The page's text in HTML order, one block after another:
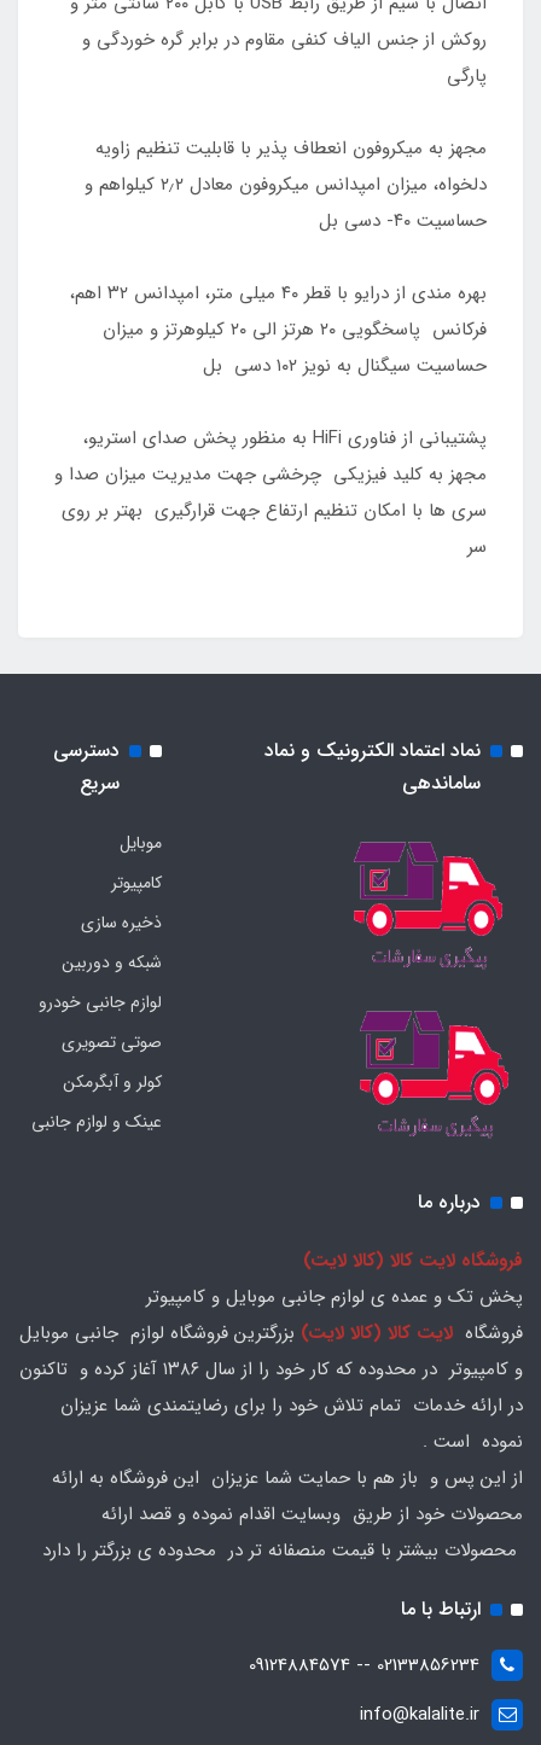
روکش از جنس الیاف کنفی مقاوم در برابر گره خوردگی و
پارگی
مجهز به میکروفون انعطاف پذیر با قابلیت تنظیم زاویه
دلخواه، میزان امپدانس میکروفون معادل ۲٫۲ کیلواهم و
حساسیت ۴۰- دسی بل
بهره مندی از درایو با قطر ۴۰ میلی متر، امپدانس ۳۲ اهم،
فرکانس پاسخگویی ۲۰ هرتز الی ۲۰ کیلوهرتز و میزان
حساسیت سیگنال به نویز ۱۰۲ دسی بل
پشتیبانی از فناوری HiFi به منظور پخش صدای استریو،
مجهز به کلید فیزیکی چرخشی جهت مدیریت میزان صدا و
سری ها با امکان تنظیم ارتفاع جهت قرارگیری بهتر بر روی
سر
نماد اعتماد الکترونیک و نماد
ساماندهی
دسترسی
سریع
موبایل
کامپیوتر
ذخیره سازی
شبکه و دوربین
لوازم جانبی خودرو
صوتی تصویری
کولر و آبگرمکن
عینک و لوازم جانبی
درباره ما
فروشگاه لایت کالا (کالا لایت)
پخش تک و عمده ی لوازم جانبی موبایل و کامپیوتر
فروشگاه لایت کالا (کالا لایت) بزرگترین فروشگاه لوازم جانبی موبایل
و کامپیوتر در محدوده که کار خود را از سال ۱۳۸۶ آغاز کرده و تاکنون
در ارائه خدمات تمام تلاش خود را برای رضایتمندی شما عزیزان
نموده است .
از این پس و باز هم با حمایت شما عزیزان این فروشگاه به ارائه
محصولات خود از طریق وبسایت اقدام نموده و قصد ارائه
محصولات بیشتر با قیمت منصفانه تر در محدوده ی بزرگتر را دارد
ارتباط با ما
02133856234 -- 09124884574
info@kalalite.ir